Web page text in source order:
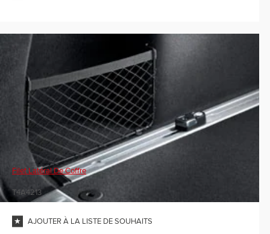
Filet Latéral De Coffre
T4A4213
AJOUTER À LA LISTE DE SOUHAITS